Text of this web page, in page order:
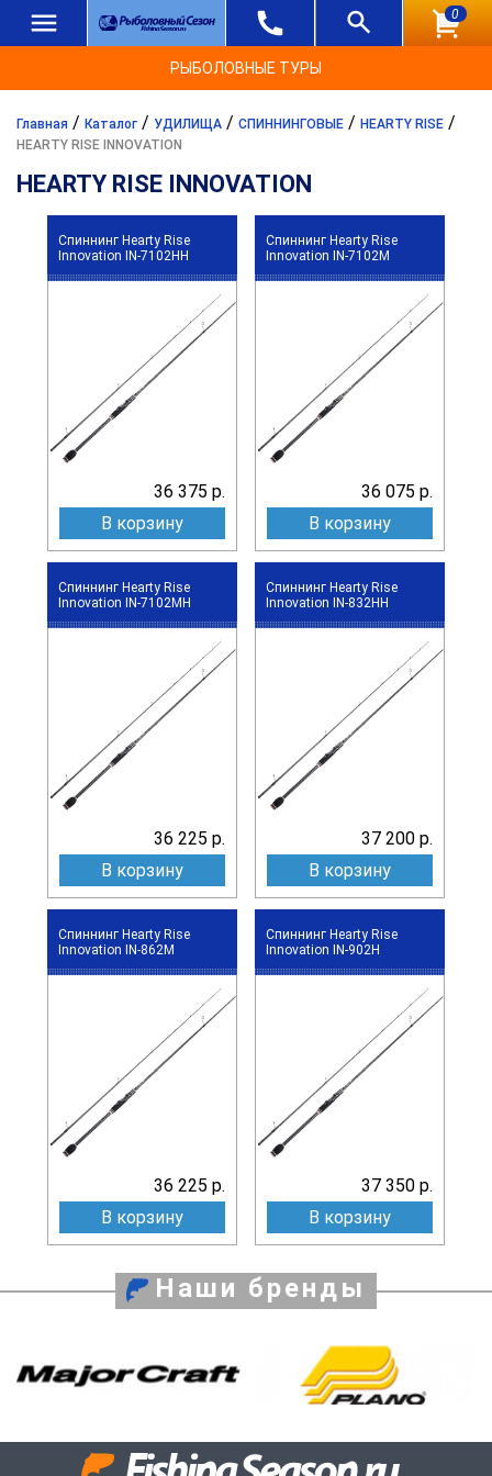
0
РЫБОЛОВНЫЕ ТУРЫ
Главная / Каталог / УДИЛИЩА / СПИННИНГОВЫЕ / HEARTY RISE /
HEARTY RISE INNOVATION
HEARTY RISE INNOVATION
Спиннинг Hearty Rise
Innovation IN-7102HH
36 375 р.
В корзину
Спиннинг Hearty Rise
Innovation IN-7102M
36 075 р.
В корзину
Спиннинг Hearty Rise
Innovation IN-7102MH
36 225 р.
В корзину
Спиннинг Hearty Rise
Innovation IN-832HH
37 200 р.
В корзину
Спиннинг Hearty Rise
Innovation IN-862M
36 225 р.
В корзину
Спиннинг Hearty Rise
Innovation IN-902H
37 350 р.
В корзину
Наши бренды